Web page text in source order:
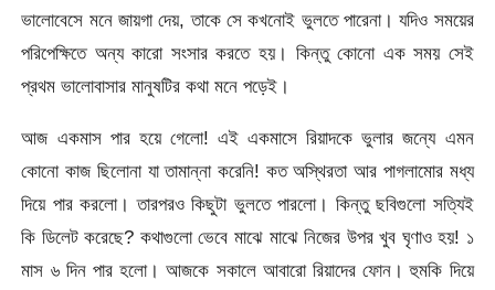
ভালোবেসে মনে জায়গা দেয়, তাকে সে কখনোই ভুলতে পারেনা। যদিও সময়ের
পরিপেক্ষিতে অন্য কারো সংসার করতে হয়। কিন্তু কোনো এক সময় সেই
প্রথম ভালোবাসার মানুষটির কথা মনে পড়েই।
আজ একমাস পার হয়ে গেলো! এই একমাসে রিয়াদকে ভুলার জন্যে এমন
কোনো কাজ ছিলোনা যা তামান্না করেনি! কত অস্থিরতা আর পাগলামোর মধ্য
দিয়ে পার করলো। তারপরও কিছুটা ভুলতে পারলো। কিন্তু ছবিগুলো সত্যিই
কি ডিলেট করেছে? কথাগুলো ভেবে মাঝে মাঝে নিজের উপর খুব ঘৃণাও হয়! ১
মাস ৬ দিন পার হলো। আজকে সকালে আবারো রিয়াদের ফোন। হুমকি দিয়ে